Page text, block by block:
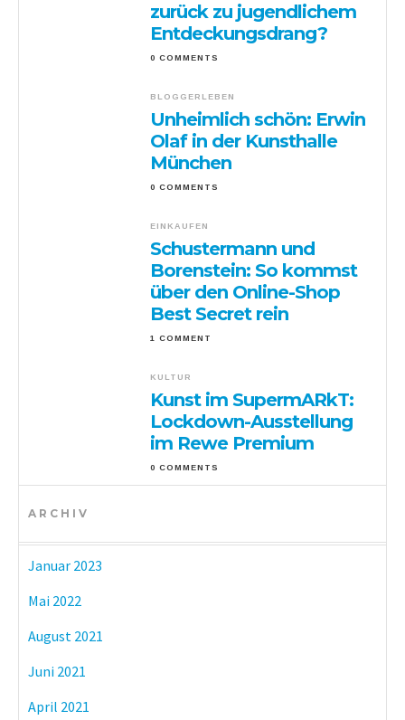
zurück zu jugendlichem
Entdeckungsdrang?
0 COMMENTS
BLOGGERLEBEN
Unheimlich schön: Erwin
Olaf in der Kunsthalle
München
0 COMMENTS
EINKAUFEN
Schustermann und
Borenstein: So kommst
über den Online-Shop
Best Secret rein
1 COMMENT
KULTUR
Kunst im SupermARkT:
Lockdown-Ausstellung
im Rewe Premium
0 COMMENTS
ARCHIV
Januar 2023
Mai 2022
August 2021
Juni 2021
April 2021